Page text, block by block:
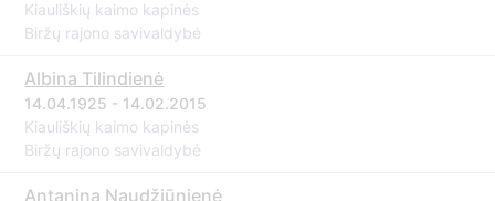
Kiauliškių kaimo kapinės
Biržų rajono savivaldybė
Albina Tilindienė
14.04.1925 - 14.02.2015
Kiauliškių kaimo kapinės
Biržų rajono savivaldybė
Antanina Naudžiūnienė